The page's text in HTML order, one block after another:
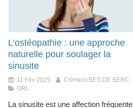
L’ostéopathie : une approche
naturelle pour soulager la
sinusite
11 Fév 2025
Clément BES DE BERC
ORL
La sinusite est une affection fréquente